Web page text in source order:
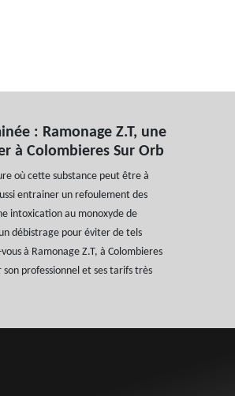
: Ramonage Z.T, une
à Colombieres Sur Orb
où cette substance peut être à
entrainer un refoulement des
intoxication au monoxyde de
débistrage pour éviter de tels
à Ramonage Z.T, à Colombieres
professionnel et ses tarifs très